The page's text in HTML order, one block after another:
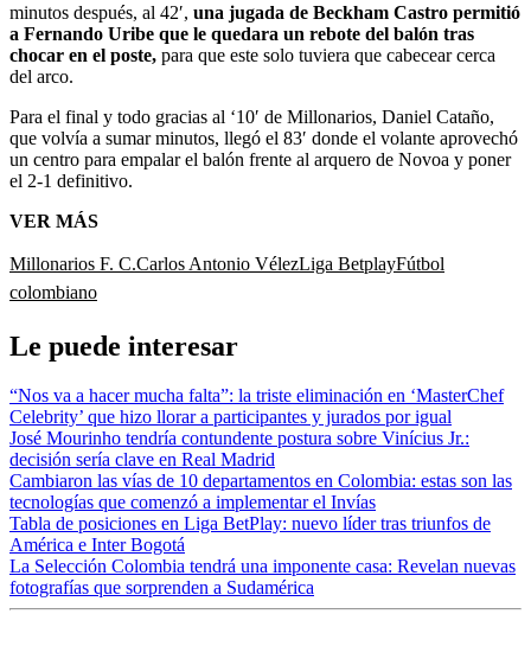
minutos después, al 42′, una jugada de Beckham Castro permitió
a Fernando Uribe que le quedara un rebote del balón tras
chocar en el poste, para que este solo tuviera que cabecear cerca
del arco.
Para el final y todo gracias al ‘10′ de Millonarios, Daniel Cataño,
que volvía a sumar minutos, llegó el 83′ donde el volante aprovechó
un centro para empalar el balón frente al arquero de Novoa y poner
el 2-1 definitivo.
VER MÁS
Millonarios F. C.Carlos Antonio VélezLiga BetplayFútbol
colombiano
Le puede interesar
“Nos va a hacer mucha falta”: la triste eliminación en ‘MasterChef
Celebrity’ que hizo llorar a participantes y jurados por igual
José Mourinho tendría contundente postura sobre Vinícius Jr.:
decisión sería clave en Real Madrid
Cambiaron las vías de 10 departamentos en Colombia: estas son las
tecnologías que comenzó a implementar el Invías
Tabla de posiciones en Liga BetPlay: nuevo líder tras triunfos de
América e Inter Bogotá
La Selección Colombia tendrá una imponente casa: Revelan nuevas
fotografías que sorprenden a Sudamérica